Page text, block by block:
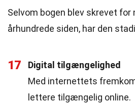
Selvom bogen blev skrevet
århundrede siden, har den
17
Digital tilgængelighed
Med internettets
lettere tilgængelig online.